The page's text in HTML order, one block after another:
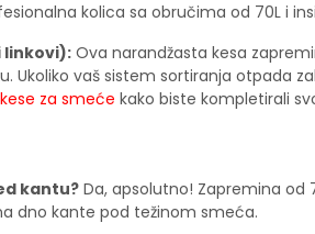
kolica sa obručima od 70L i
linkovi): Ova narandžasta kesa
Ukoliko vaš sistem sortiranja otpada
kese za smeće kako biste kompletirali
kantu? Da, apsolutno! Zapremina od
dno kante pod težinom smeća.